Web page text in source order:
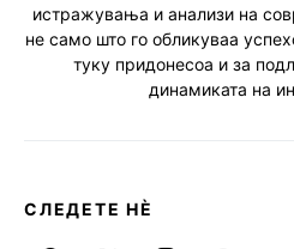
истражувања и анализи на
не само што го обликуваа
туку придонесоа и за
динамиката на
СЛЕДЕТЕ НЀ